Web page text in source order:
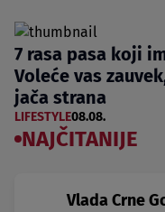
7 rasa pasa koji
Voleće vas
jača strana
LIFESTYLE08.08.
NAJČITANIJE
Vlada Crne